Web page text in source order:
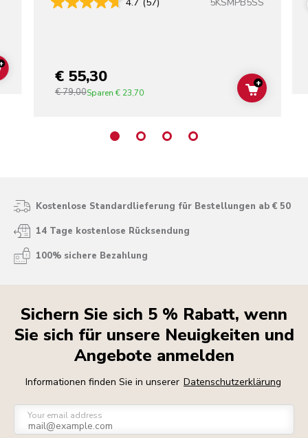
ADD TO CART€ 55,30
€ 79,00Sparen € 23,70 ADD TO
+
Kostenlose Standardlieferung für Bestellungen ab € 50
14 Tage kostenlose Rücksendung
100% sichere Bezahlung
Sichern Sie sich 5 % Rabatt, wenn
Sie sich für unsere Neuigkeiten und
Angebote anmelden
Informationen finden Sie in unserer Datenschutzerklärung
Your email address